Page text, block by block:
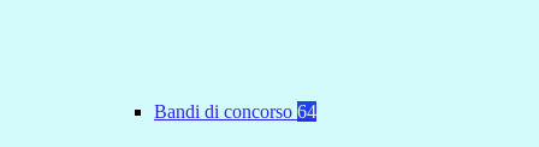
Bandi di concorso 64